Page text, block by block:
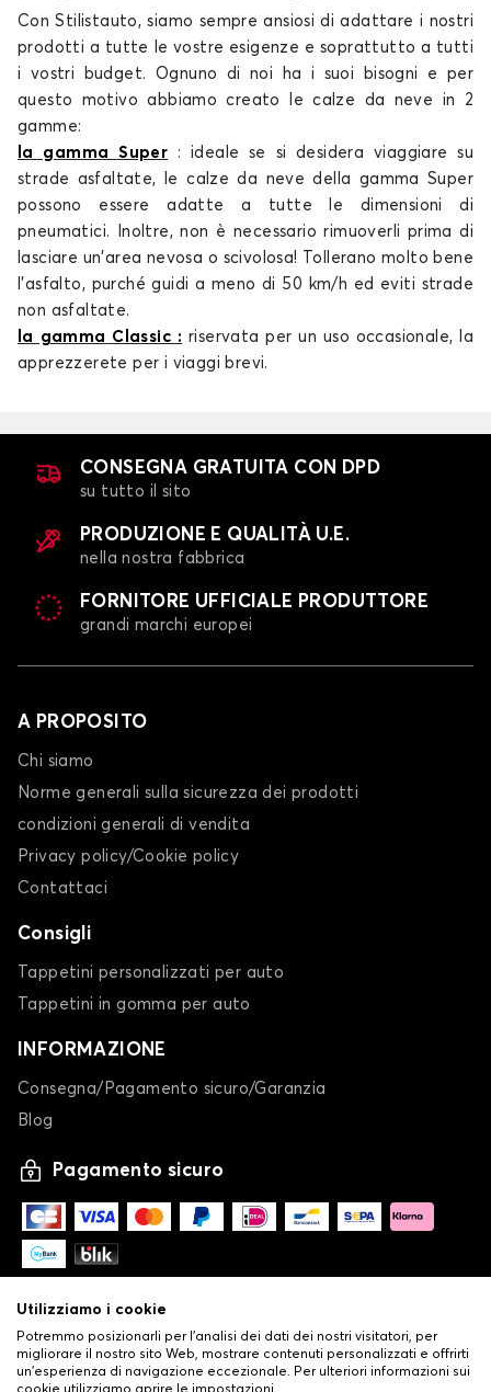
Calze da neve per MITSUBISHI LANCER
OUTLANDER
Calze da neve per MITSUBISHI SPACE STAR
Con Stilistauto, siamo sempre ansiosi di adattare i nostri
prodotti a tutte le vostre esigenze e soprattutto a tutti
i vostri budget. Ognuno di noi ha i suoi bisogni e per
questo motivo abbiamo creato lecalze da neve in 2
gamme:
la gamma Super : ideale se si desidera viaggiare su
strade asfaltate, lecalze da neve della gamma Super
possono essere adatte a tutte le dimensioni di
pneumatici. Inoltre, non è necessario rimuoverli prima di
lasciare un'area nevosa o scivolosa! Tollerano molto bene
l'asfalto, purché guidi a meno di 50 km/h ed eviti strade
non asfaltate.
la gamma Classic : riservata per un uso occasionale, la
apprezzerete per i viaggi brevi.
CONSEGNA GRATUITA CON DPD
su tutto il sito
PRODUZIONE E QUALITÀ U.E.
nella nostra fabbrica
FORNITORE UFFICIALE PRODUTTORE
grandi marchi europei
A PROPOSITO
Chi siamo
Norme generali sulla sicurezza dei prodotti
condizioni generali di vendita
Privacy policy/Cookie policy
Contattaci
Consigli
Tappetini personalizzati per auto
Tappetini in gomma per auto
INFORMAZIONE
Consegna/Pagamento sicuro/Garanzia
Blog
Pagamento sicuro
Utilizziamo i cookie
Potremmo posizionarli per l'analisi dei dati dei nostri visitatori, per
migliorare il nostro sito Web, mostrare contenuti personalizzati e offrirti
un'esperienza di navigazione eccezionale. Per ulteriori informazioni sui